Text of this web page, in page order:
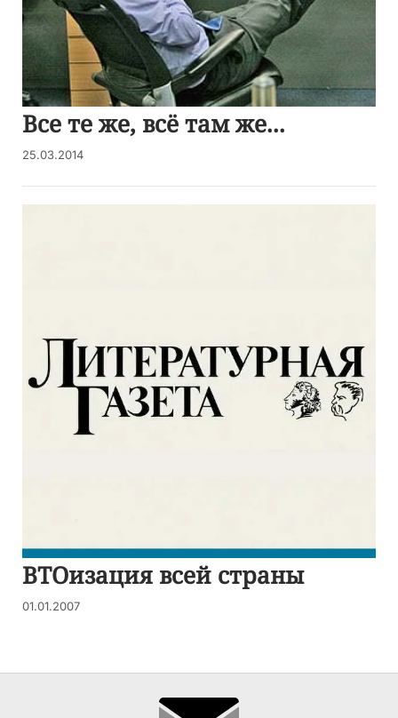
Все те же, всё там же...
25.03.2014
ВТОизация всей страны
01.01.2007